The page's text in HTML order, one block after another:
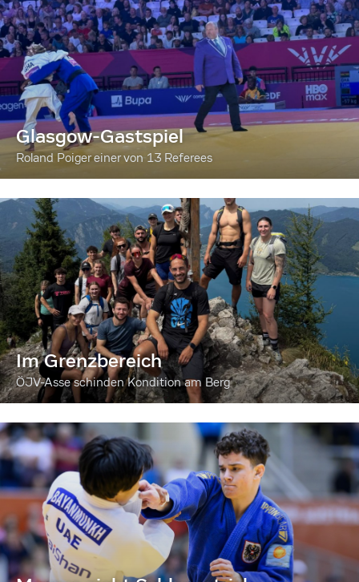
Glasgow-Gastspiel
Roland Poiger einer von 13 Referees
Im Grenzbereich
ÖJV-Asse schinden Kondition am Berg